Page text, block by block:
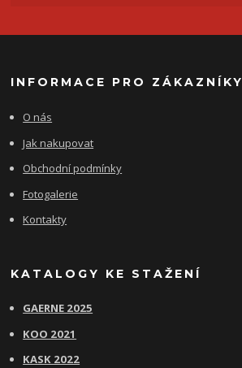
INFORMACE PRO ZÁKAZNÍKY
O nás
Jak nakupovat
Obchodní podmínky
Fotogalerie
Kontakty
KATALOGY KE STAŽENÍ
GAERNE 2025
KOO 2021
KASK 2022